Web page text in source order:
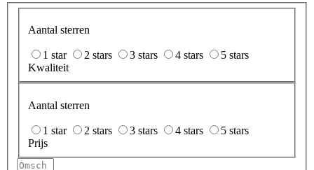
Aantal sterren
1 star 2 stars 3 stars 4 stars
5 stars
Kwaliteit
Aantal sterren
1 star 2 stars 3 stars 4 stars
5 stars
Prijs